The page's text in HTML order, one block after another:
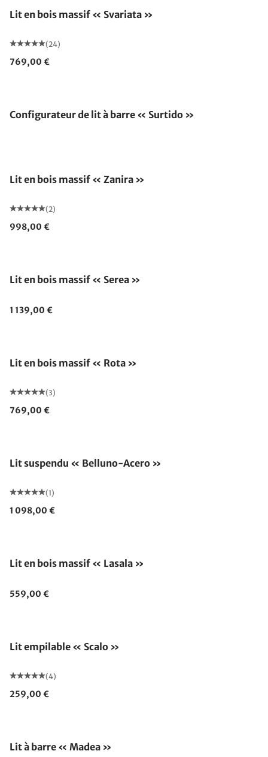
Lit en bois massif « Svariata »
(24)
769,00 €
Configurateur de lit à barre « Surtido »
Lit en bois massif « Zanira »
(2)
998,00 €
Lit en bois massif « Serea »
1 139,00 €
Lit en bois massif « Rota »
(3)
769,00 €
Lit suspendu « Belluno-Acero »
(1)
1 098,00 €
Lit en bois massif « Lasala »
559,00 €
Lit empilable « Scalo »
(4)
259,00 €
Lit à barre « Madea »